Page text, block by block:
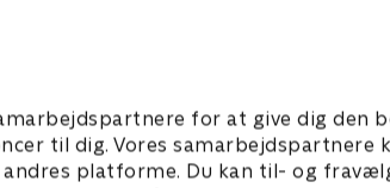
for at give dig den
til dig. Vores samarbejdspartnere
platforme. Du kan til- og